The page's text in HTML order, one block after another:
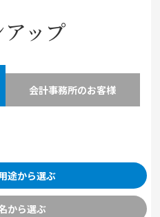
ップ
会計事務所のお客様
途から選ぶ
から選ぶ